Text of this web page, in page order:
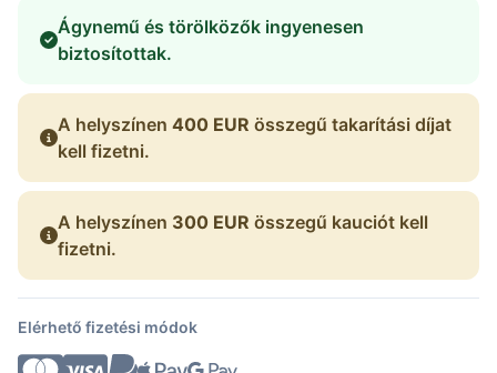
Ágynemű és törölközők ingyenesen
biztosítottak.
A helyszínen 400 EUR összegű takarítási díjat
kell fizetni.
A helyszínen 300 EUR összegű kauciót kell
fizetni.
Elérhető fizetési módok